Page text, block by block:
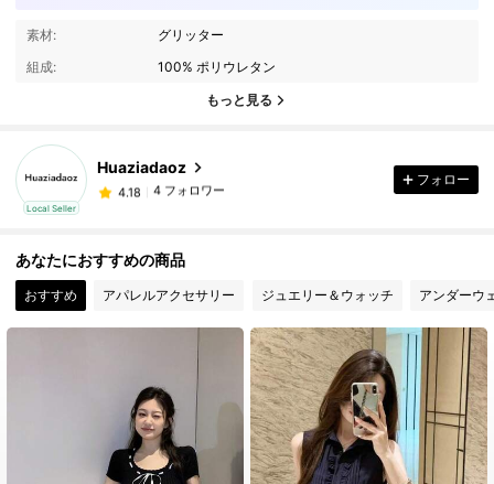
素材:
グリッター
組成:
100% ポリウレタン
もっと見る
Local Seller
Huaziadaoz
4.18
4.18 4 フォロワー
4.18 4 フォロワー
4.18 4 フォロワー
フォロー
あなたにおすすめの商品
おすすめ アパレルアクセサリー ジュエリー＆ウォッチ アンダーウ